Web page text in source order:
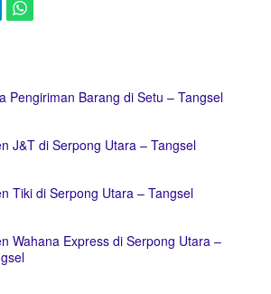
Pengiriman Barang di Setu – Tangsel
J&T di Serpong Utara – Tangsel
Tiki di Serpong Utara – Tangsel
Wahana Express di Serpong Utara –